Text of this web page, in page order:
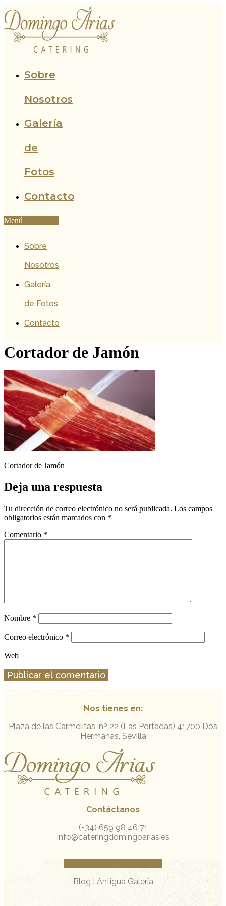
al
contenido
Sobre
Nosotros
Galería
de
Fotos
Contacto
Menú
Sobre
Nosotros
Galería
de Fotos
Contacto
Cortador de Jamón
Cortador de Jamón
Deja una respuesta
Tu dirección de correo electrónico no será publicada. Los campos
obligatorios están marcados con *
Comentario *
Nombre *
Correo electrónico *
Web
Nos tienes en:
Plaza de las Carmelitas, nº 22 (Las Portadas) 41700 Dos
Hermanas, Sevilla
Contáctanos
(+34) 659 98 46 71
info@cateringdomingoarias.es
Blog Antigua Galería